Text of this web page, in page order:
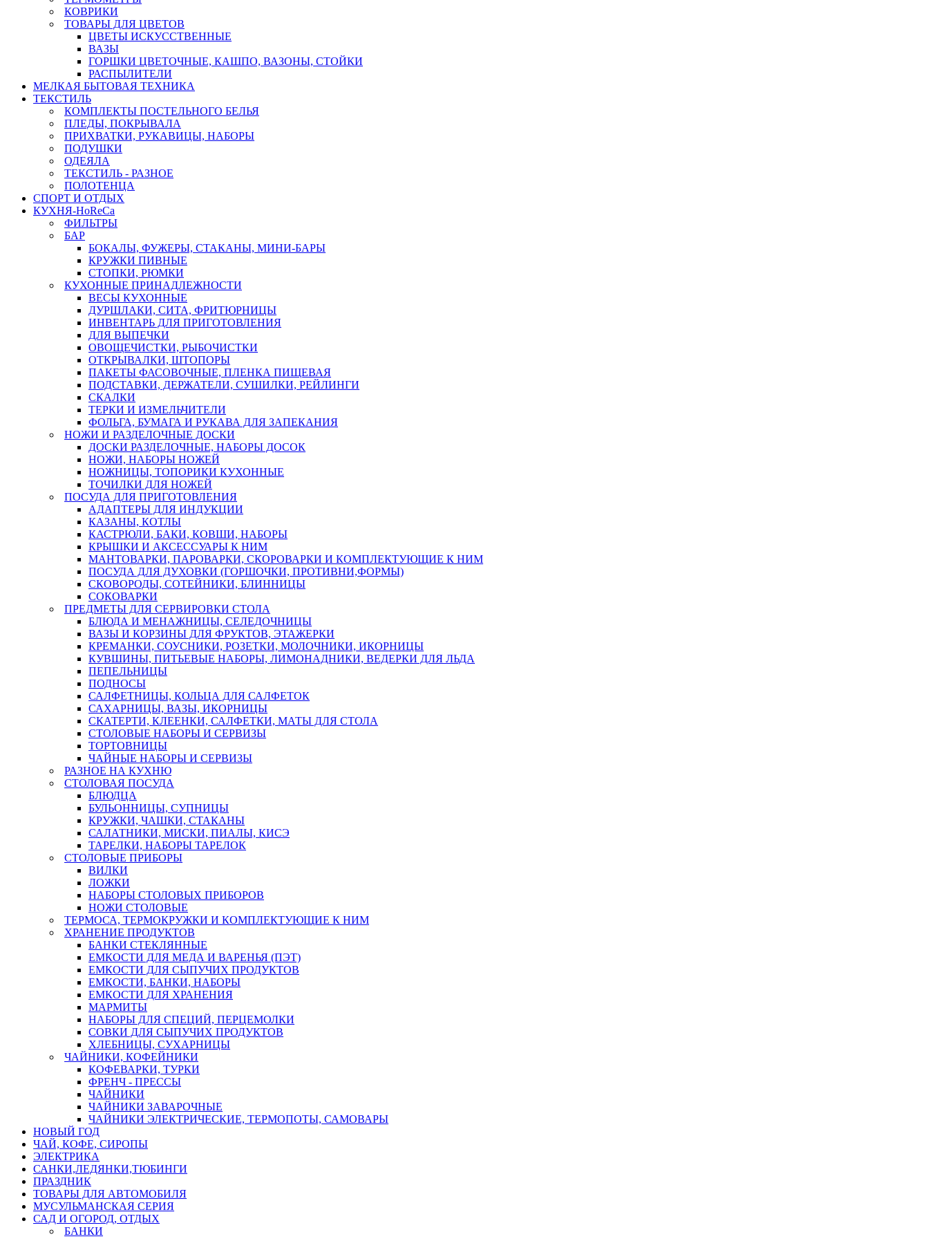
КОВРИКИ
ТОВАРЫ ДЛЯ ЦВЕТОВ
ЦВЕТЫ ИСКУССТВЕННЫЕ
ВАЗЫ
ГОРШКИ ЦВЕТОЧНЫЕ, КАШПО, ВАЗОНЫ, СТОЙКИ
РАСПЫЛИТЕЛИ
МЕЛКАЯ БЫТОВАЯ ТЕХНИКА
ТЕКСТИЛЬ
КОМПЛЕКТЫ ПОСТЕЛЬНОГО БЕЛЬЯ
ПЛЕДЫ, ПОКРЫВАЛА
ПРИХВАТКИ, РУКАВИЦЫ, НАБОРЫ
ПОДУШКИ
ОДЕЯЛА
ТЕКСТИЛЬ - РАЗНОЕ
ПОЛОТЕНЦА
СПОРТ И ОТДЫХ
КУХНЯ-HoReCa
ФИЛЬТРЫ
БАР
БОКАЛЫ, ФУЖЕРЫ, СТАКАНЫ, МИНИ-БАРЫ
КРУЖКИ ПИВНЫЕ
СТОПКИ, РЮМКИ
КУХОННЫЕ ПРИНАДЛЕЖНОСТИ
ВЕСЫ КУХОННЫЕ
ДУРШЛАКИ, СИТА, ФРИТЮРНИЦЫ
ИНВЕНТАРЬ ДЛЯ ПРИГОТОВЛЕНИЯ
ДЛЯ ВЫПЕЧКИ
ОВОЩЕЧИСТКИ, РЫБОЧИСТКИ
ОТКРЫВАЛКИ, ШТОПОРЫ
ПАКЕТЫ ФАСОВОЧНЫЕ, ПЛЕНКА ПИЩЕВАЯ
ПОДСТАВКИ, ДЕРЖАТЕЛИ, СУШИЛКИ, РЕЙЛИНГИ
СКАЛКИ
ТЕРКИ И ИЗМЕЛЬЧИТЕЛИ
ФОЛЬГА, БУМАГА И РУКАВА ДЛЯ ЗАПЕКАНИЯ
НОЖИ И РАЗДЕЛОЧНЫЕ ДОСКИ
ДОСКИ РАЗДЕЛОЧНЫЕ, НАБОРЫ ДОСОК
НОЖИ, НАБОРЫ НОЖЕЙ
НОЖНИЦЫ, ТОПОРИКИ КУХОННЫЕ
ТОЧИЛКИ ДЛЯ НОЖЕЙ
ПОСУДА ДЛЯ ПРИГОТОВЛЕНИЯ
АДАПТЕРЫ ДЛЯ ИНДУКЦИИ
КАЗАНЫ, КОТЛЫ
КАСТРЮЛИ, БАКИ, КОВШИ, НАБОРЫ
КРЫШКИ И АКСЕССУАРЫ К НИМ
МАНТОВАРКИ, ПАРОВАРКИ, СКОРОВАРКИ И КОМПЛЕКТУЮЩИЕ К НИМ
ПОСУДА ДЛЯ ДУХОВКИ (ГОРШОЧКИ, ПРОТИВНИ,ФОРМЫ)
СКОВОРОДЫ, СОТЕЙНИКИ, БЛИННИЦЫ
СОКОВАРКИ
ПРЕДМЕТЫ ДЛЯ СЕРВИРОВКИ СТОЛА
БЛЮДА И МЕНАЖНИЦЫ, СЕЛЕДОЧНИЦЫ
ВАЗЫ И КОРЗИНЫ ДЛЯ ФРУКТОВ, ЭТАЖЕРКИ
КРЕМАНКИ, СОУСНИКИ, РОЗЕТКИ, МОЛОЧНИКИ, ИКОРНИЦЫ
КУВШИНЫ, ПИТЬЕВЫЕ НАБОРЫ, ЛИМОНАДНИКИ, ВЕДЕРКИ ДЛЯ ЛЬДА
ПЕПЕЛЬНИЦЫ
ПОДНОСЫ
САЛФЕТНИЦЫ, КОЛЬЦА ДЛЯ САЛФЕТОК
САХАРНИЦЫ, ВАЗЫ, ИКОРНИЦЫ
СКАТЕРТИ, КЛЕЕНКИ, САЛФЕТКИ, МАТЫ ДЛЯ СТОЛА
СТОЛОВЫЕ НАБОРЫ И СЕРВИЗЫ
ТОРТОВНИЦЫ
ЧАЙНЫЕ НАБОРЫ И СЕРВИЗЫ
РАЗНОЕ НА КУХНЮ
СТОЛОВАЯ ПОСУДА
БЛЮДЦА
БУЛЬОННИЦЫ, СУПНИЦЫ
КРУЖКИ, ЧАШКИ, СТАКАНЫ
САЛАТНИКИ, МИСКИ, ПИАЛЫ, КИСЭ
ТАРЕЛКИ, НАБОРЫ ТАРЕЛОК
СТОЛОВЫЕ ПРИБОРЫ
ВИЛКИ
ЛОЖКИ
НАБОРЫ СТОЛОВЫХ ПРИБОРОВ
НОЖИ СТОЛОВЫЕ
ТЕРМОСА, ТЕРМОКРУЖКИ И КОМПЛЕКТУЮЩИЕ К НИМ
ХРАНЕНИЕ ПРОДУКТОВ
БАНКИ СТЕКЛЯННЫЕ
ЕМКОСТИ ДЛЯ МЕДА И ВАРЕНЬЯ (ПЭТ)
ЕМКОСТИ ДЛЯ СЫПУЧИХ ПРОДУКТОВ
ЕМКОСТИ, БАНКИ, НАБОРЫ
ЕМКОСТИ ДЛЯ ХРАНЕНИЯ
МАРМИТЫ
НАБОРЫ ДЛЯ СПЕЦИЙ, ПЕРЦЕМОЛКИ
СОВКИ ДЛЯ СЫПУЧИХ ПРОДУКТОВ
ХЛЕБНИЦЫ, СУХАРНИЦЫ
ЧАЙНИКИ, КОФЕЙНИКИ
КОФЕВАРКИ, ТУРКИ
ФРЕНЧ - ПРЕССЫ
ЧАЙНИКИ
ЧАЙНИКИ ЗАВАРОЧНЫЕ
ЧАЙНИКИ ЭЛЕКТРИЧЕСКИЕ, ТЕРМОПОТЫ, САМОВАРЫ
НОВЫЙ ГОД
ЧАЙ, КОФЕ, СИРОПЫ
ЭЛЕКТРИКА
САНКИ,ЛЕДЯНКИ,ТЮБИНГИ
ПРАЗДНИК
ТОВАРЫ ДЛЯ АВТОМОБИЛЯ
МУСУЛЬМАНСКАЯ СЕРИЯ
САД И ОГОРОД, ОТДЫХ
БАНКИ